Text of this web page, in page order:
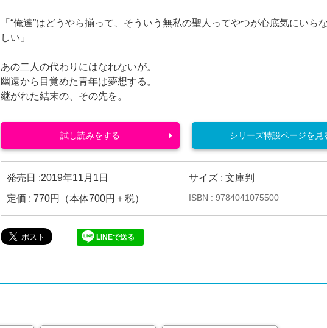
「“俺達”はどうやら揃って、そういう無私の聖人ってやつが心底気にいら
しい」
あの二人の代わりにはなれないが。
幽遠から目覚めた青年は夢想する。
継がれた結末の、その先を。
発売日 :2019年11月1日
サイズ : 文庫判
定価 : 770円（本体700円＋税）
ISBN : 9784041075500
LINEで送る
試し読みをする シリーズ特設ページを見